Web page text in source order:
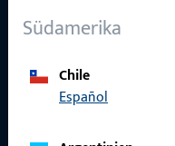
Südamerika
Chile
Español